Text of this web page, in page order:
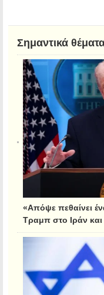
Σημαντικά
«Απόψε πεθαίνει
Τραμπ στο Ιράν και